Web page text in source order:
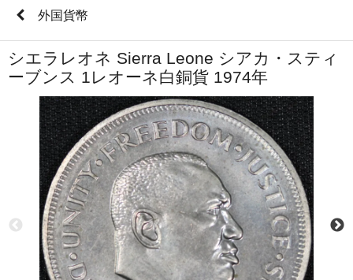
外国貨幣
シエラレオネ Sierra Leone シアカ・スティ
ーブンス 1レオーネ白銅貨 1974年